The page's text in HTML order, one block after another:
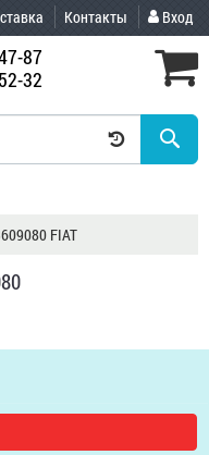
Контакты Вход
87
32
FIAT